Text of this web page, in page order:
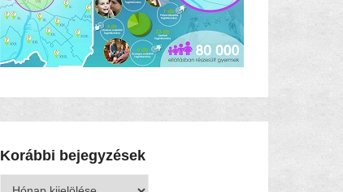
Korábbi bejegyzések